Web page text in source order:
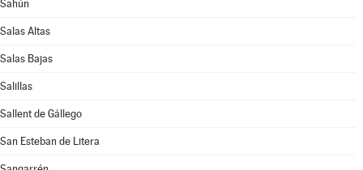
Sahún
Salas Altas
Salas Bajas
Salillas
Sallent de Gállego
San Esteban de Litera